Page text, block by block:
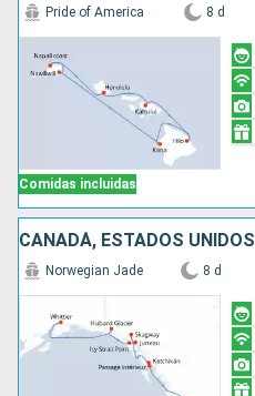
Comidas incluidas
Pride of America 8 d
CANADÁ, ESTADOS UNIDOS
Norwegian Jade 8 d